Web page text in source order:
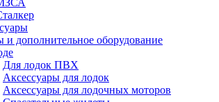
и дополнительное оборудование
Для лодок ПВХ
Аксессуары для лодок
Аксессуары для лодочных моторов